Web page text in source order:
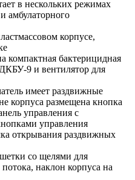
в нескольких режимах
амбулаторного
корпусе,
компактная бактерицидная
9 и вентилятор для
имеет раздвижные
корпуса размещена кнопка
управления с
управления
открывания раздвижных
со щелями для
наклон корпуса на